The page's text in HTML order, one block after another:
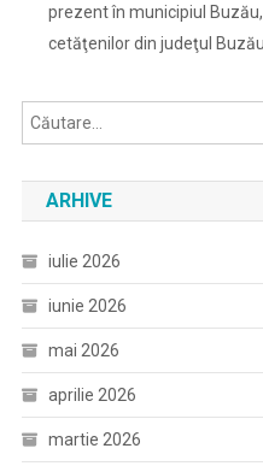
prezent în municipiul
cetăţenilor din judeţul
ARHIVE
iulie 2026
iunie 2026
mai 2026
aprilie 2026
martie 2026